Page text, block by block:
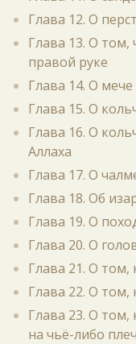
Глава 12. О
Глава 13. О том,
правой руке
Глава 14. О
Глава 15. О
Глава 16. О
Аллаха
Глава 17. О
Глава 18. Об
Глава 19. О
Глава 20. О
Глава 21. О том,
Глава 22. О том,
Глава 23. О том,
на чьё-либо